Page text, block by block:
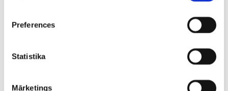
Preferences
Statistika
Mārketings